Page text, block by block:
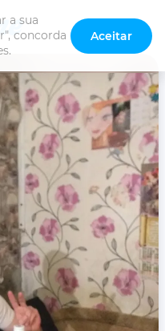
a sua
concorda
Aceitar